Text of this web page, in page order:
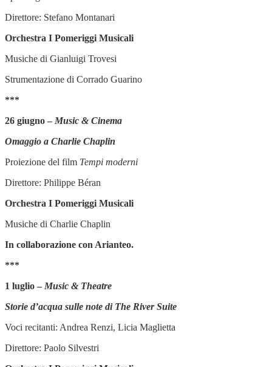
Direttore: Stefano Montanari
Orchestra I Pomeriggi Musicali
Musiche di Gianluigi Trovesi
Strumentazione di Corrado Guarino
***
26 giugno – Music & Cinema
Omaggio a Charlie Chaplin
Proiezione del film Tempi moderni
Direttore: Philippe Béran
Orchestra I Pomeriggi Musicali
Musiche di Charlie Chaplin
In collaborazione con Arianteo.
***
1 luglio – Music & Theatre
Storie d’acqua sulle note di The River Suite
Voci recitanti: Andrea Renzi, Licia Maglietta
Direttore: Paolo Silvestri